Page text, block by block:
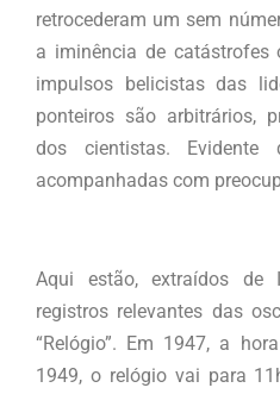
retrocederam um sem
a iminência de catástrofes
impulsos belicistas das
ponteiros são arbitrários,
dos cientistas.
acompanhadas com
Aqui estão, extraídos de
registros relevantes das
“Relógio”. Em 1947, a
1949, o relógio vai para